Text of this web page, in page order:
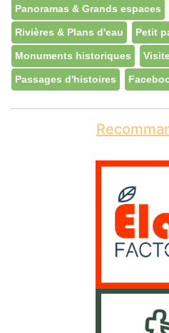
Panoramas & Grands espaces
Rivières & Plans d'eau Petit
Monuments historiques
Passages d'histoires